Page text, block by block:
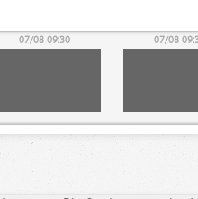
07/08 09:30 07/08